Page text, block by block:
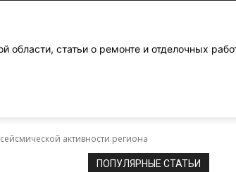
области, статьи о ремонте и отделочных
активности региона
ПОПУЛЯРНЫЕ СТАТЬИ